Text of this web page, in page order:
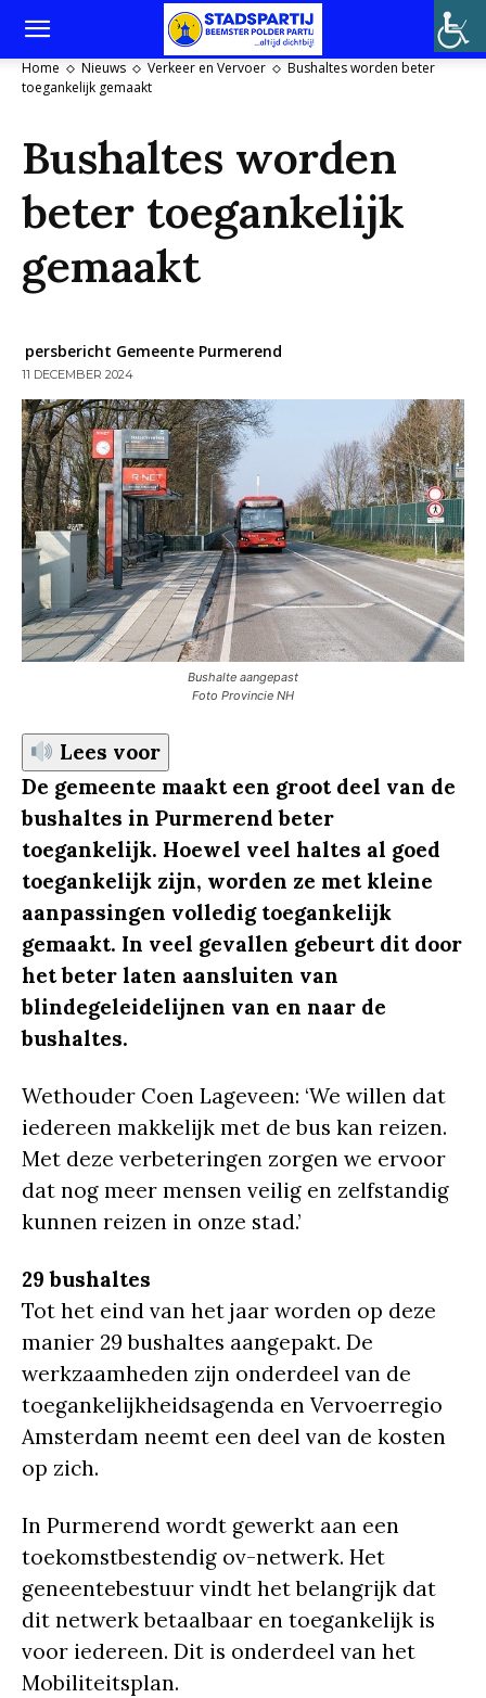
Home Nieuws Verkeer en Vervoer
Bushaltes worden beter
toegankelijk gemaakt
Bushaltes worden
beter toegankelijk
gemaakt
persbericht Gemeente Purmerend
11 DECEMBER 2024
Bushalte aangepast
Foto Provincie NH
Lees voor
De gemeente maakteen groot deel van de
bushaltes in Purmerend beter
toegankelijk. Hoewel veel haltes al goed
toegankelijk zijn, worden ze met kleine
aanpassingen volledig toegankelijk
gemaakt. In veel gevallen gebeurt dit door
het beter laten aansluiten van
blindegeleidelijnen van en naar de
bushaltes.
Wethouder Coen Lageveen: ‘We willen dat
iedereen makkelijk met de bus kan reizen.
Met deze verbeteringen zorgen we ervoor
dat nog meer mensen veilig en zelfstandig
kunnen reizen in onze stad.’
29 bushaltes
Tot het eind van het jaar worden op deze
manier 29 bushaltes aangepakt. De
werkzaamheden zijn onderdeel van de
toegankelijkheidsagenda en Vervoerregio
Amsterdam neemt een deel van de kosten
op zich.
In Purmerend wordt gewerkt aan een
toekomstbestendig ov-netwerk. Het
geneentebestuur vindt het belangrijk dat
dit netwerk betaalbaar en toegankelijk is
voor iedereen. Dit is onderdeel van het
Mobiliteitsplan.